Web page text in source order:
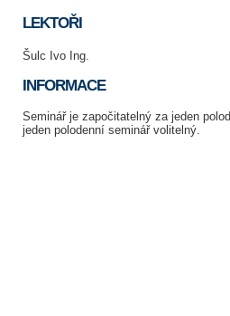
LEKTOŘI
Šulc Ivo Ing.
INFORMACE
Seminář je započitatelný za jeden
jeden polodenní seminář volitelný.